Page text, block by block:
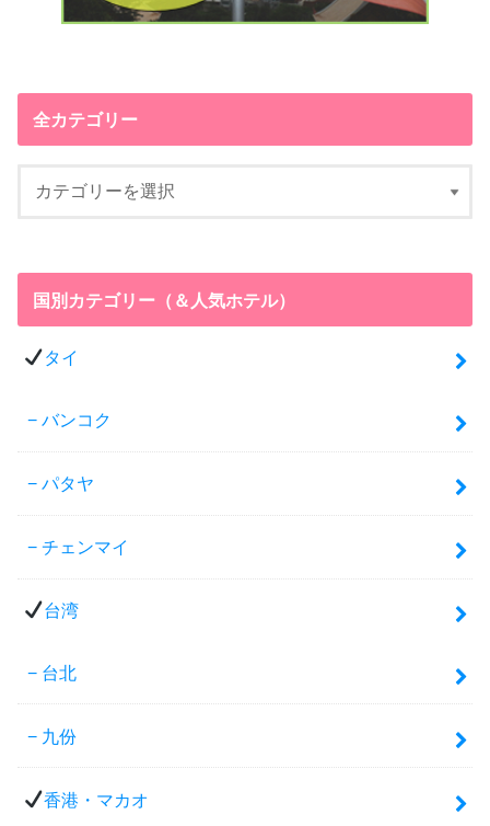
全カテゴリー
国別カテゴリー（＆人気ホテル）
タイ
バンコク
パタヤ
チェンマイ
台湾
台北
九份
香港・マカオ